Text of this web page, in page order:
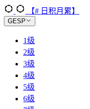
【# 日积月累】
GESP
1级
2级
3级
4级
5级
6级